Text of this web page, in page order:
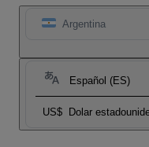
Argentina
Español (ES)
US$ Dolar